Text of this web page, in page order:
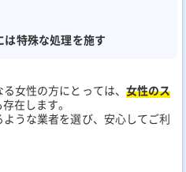
特殊な処理を施す
女性の方にとっては、 女性のス
在します。
うな業者を選び、安心してご利